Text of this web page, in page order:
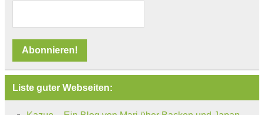
Liste guter Webseiten: